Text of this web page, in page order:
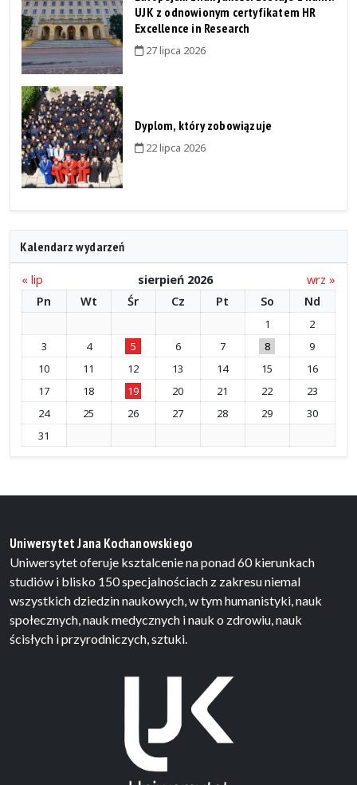
UJK z odnowionym certyfikatem HR
Excellence in Research
27 lipca 2026
Dyplom, który zobowiązuje
22 lipca 2026
Kalendarz wydarzeń
« lip sierpień 2026
wrz »
Pn
Wt Śr Cz Pt So Nd
1
2
3
4 5 6 7 8
9
10
11 12 13 14 15
16
17
18 19 20 21 22
23
24
25 26 27 28 29
30
31
Uniwersytet Jana Kochanowskiego
Uniwersytet oferuje ksztalcenie na ponad 60 kierunkach
studiów i blisko 150 specjalnościach z zakresu niemal
wszystkich dziedzin naukowych, w tym humanistyki, nauk
społecznych, nauk medycznych i nauk o zdrowiu, nauk
ścisłych i przyrodniczych, sztuki.